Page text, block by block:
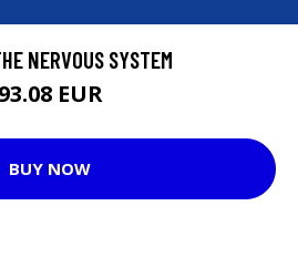
NERVOUS SYSTEM
93.08 EUR
BUY NOW